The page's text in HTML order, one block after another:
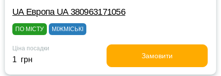
UА Европа UА 380963171056
ПО МІСТУ МІЖМІСЬКІ
Ціна посадки
1 грн Замовити